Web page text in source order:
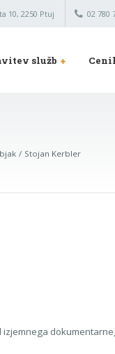
10, 2250 Ptuj 02 780
služb
Stojan Kerbler